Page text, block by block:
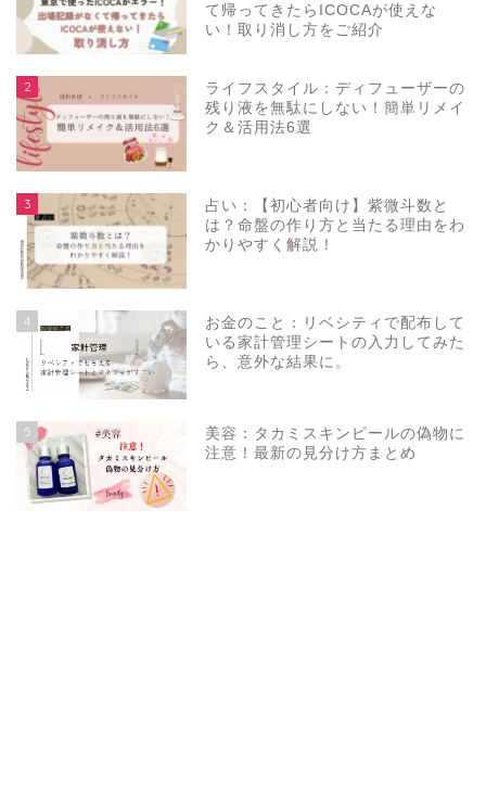
て帰ってきたらICOCAが使えな
い！取り消し方をご紹介
2
ライフスタイル：ディフューザーの
残り液を無駄にしない！簡単リメイ
ク＆活用法6選
3
占い：【初心者向け】紫微斗数と
は？命盤の作り方と当たる理由をわ
かりやすく解説！
4
お金のこと：リベシティで配布して
いる家計管理シートの入力してみた
ら、意外な結果に。
5
美容：タカミスキンピールの偽物に
注意！最新の見分け方まとめ